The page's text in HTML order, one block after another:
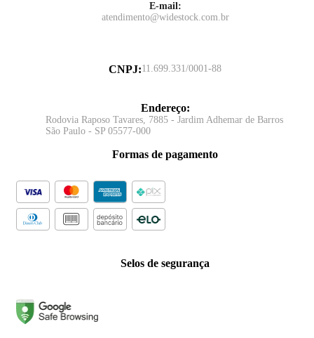
E-mail:
atendimento@widestock.com.br
CNPJ:11.699.331/0001-88
Endereço:
Rodovia Raposo Tavares, 7885 - Jardim Adhemar de Barros
São Paulo - SP 05577-000
Formas de pagamento
Selos de segurança